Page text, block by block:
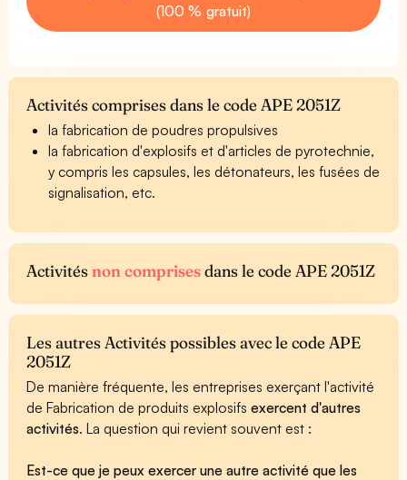
(100 % gratuit)
Activités comprises dans le code APE 2051Z
la fabrication de poudres propulsives
la fabrication d'explosifs et d'articles de pyrotechnie,
y compris les capsules, les détonateurs, les fusées de
signalisation, etc.
Activitésnon comprisesdans le code APE 2051Z
Les autres Activités possibles avec le code APE
2051Z
De manière fréquente, les entreprises exerçant l'activité
de Fabrication de produits explosifsexercent d'autres
activités. La question qui revient souvent est :
Est-ce que je peux exercer une autre activité que les